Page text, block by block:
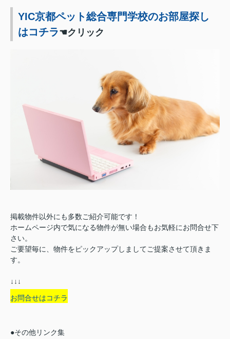
YIC京都ペット総合専門学校のお部屋探し
はコチラ☚クリック
掲載物件以外にも多数ご紹介可能です！
ホームページ内で気になる物件が無い場合もお気軽にお問合せ下
さい。
ご要望毎に、物件をピックアップしましてご提案させて頂きま
す。
↓↓↓
お問合せはコチラ
●その他リンク集